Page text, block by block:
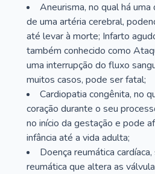
Aneurisma, no qual há
de uma artéria cerebral,
até levar à morte; Infarto
também conhecido como
uma interrupção do fluxo
muitos casos, pode ser fatal;
Cardiopatia congênita, no
coração durante o seu
no início da gestação e pode
infância até a vida adulta;
Doença reumática
reumática que altera as